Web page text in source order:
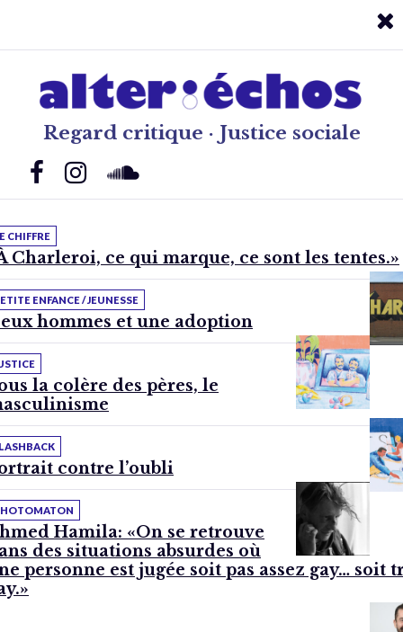
Regard critique · Justice sociale
CHIFFRE
Charleroi, ce qui marque, ce sont les tentes.»
ENFANCE / JEUNESSE
hommes et une adoption
la colère des pères, le
contre l’oubli
Hamila: «On se retrouve
des situations absurdes où
personne est jugée soit pas assez gay… soit